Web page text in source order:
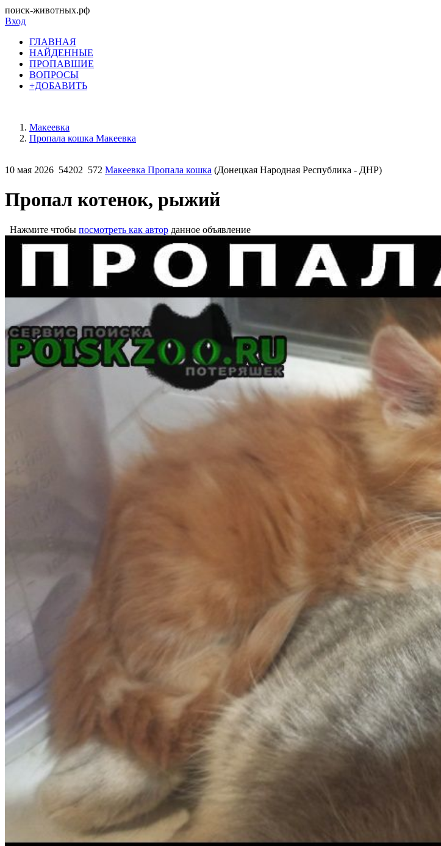
поиск-животных.рф
Вход
ГЛАВНАЯ
НАЙДЕННЫЕ
ПРОПАВШИЕ
ВОПРОСЫ
+ДОБАВИТЬ
Макеевка
Пропала кошка Макеевка
10 мая 2026 54202 572 Макеевка Пропала кошка (Донецкая Народная Республика - ДНР)
Пропал котенок, рыжий
Нажмите чтобы посмотреть как автор данное объявление